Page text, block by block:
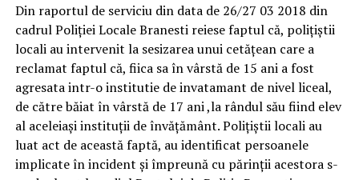
Din raportul de serviciu din data de 26/27 03 2018 din
cadrul Poliției Locale Branesti reiese faptul că, polițiștii
locali au intervenit la sesizarea unui cetățean care a
reclamat faptul că, fiica sa în vârstă de 15 ani a fost
agresata intr-o institutie de invatamant de nivel liceal,
de către băiat în vârstă de 17 ani ,la rândul său fiind elev
al aceleiași instituții de învățământ. Polițiștii locali au
luat act de această faptă, au identificat persoanele
implicate în incident și împreună cu părinții acestora s-